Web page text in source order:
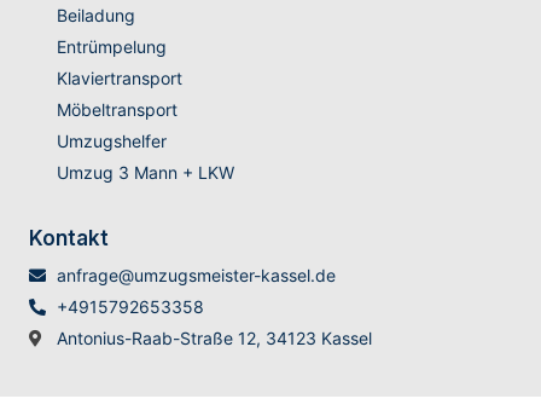
Beiladung
Entrümpelung
Klaviertransport
Möbeltransport
Umzugshelfer
Umzug 3 Mann + LKW
Kontakt
anfrage@umzugsmeister-kassel.de
+4915792653358
Antonius-Raab-Straße 12, 34123 Kassel